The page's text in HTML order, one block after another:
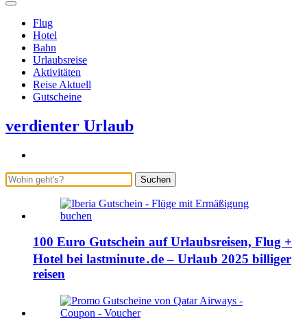
Flug
Hotel
Bahn
Urlaubsreise
Aktivitäten
Reise Aktuell
Gutscheine
verdienter Urlaub
Suchen
100 Euro Gutschein auf Urlaubsreisen, Flug +
Hotel bei lastminute․de – Urlaub 2025 billiger
reisen